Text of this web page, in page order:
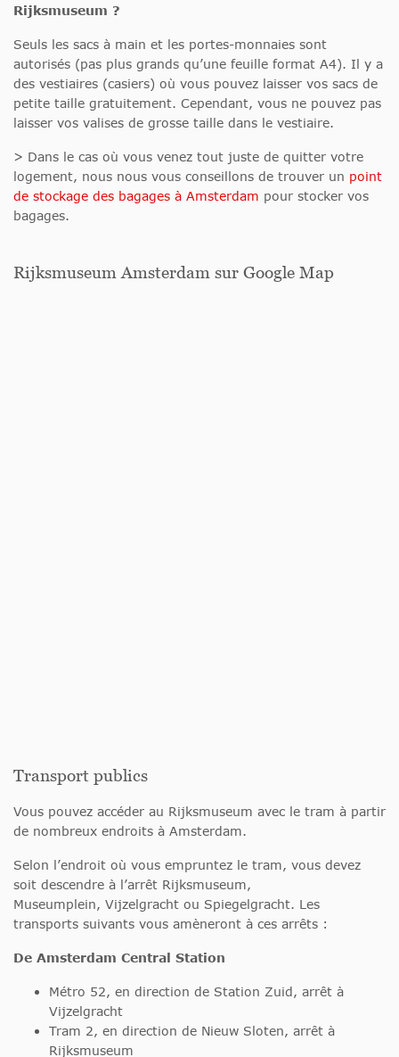
Rijksmuseum ?
Seuls les sacs à main et les portes-monnaies sont
autorisés (pas plus grands qu’une feuille format A4). Il y a
des vestiaires (casiers) où vous pouvez laisser vos sacs de
petite taille gratuitement. Cependant, vous ne pouvez pas
laisser vos valises de grosse taille dans le vestiaire.
> Dans le cas où vous venez tout juste de quitter votre
logement, nous nous vous conseillons de trouver un point
de stockage des bagages à Amsterdam pour stocker vos
bagages.
Rijksmuseum Amsterdam sur Google Map
Transport publics
Vous pouvez accéder au Rijksmuseum avec le tram à partir
de nombreux endroits à Amsterdam.
Selon l’endroit où vous empruntez le tram, vous devez
soit descendre à l’arrêt Rijksmuseum,
Museumplein, Vijzelgracht ou Spiegelgracht. Les
transports suivants vous amèneront à ces arrêts :
De Amsterdam Central Station
Métro 52, en direction de Station Zuid, arrêt à
Vijzelgracht
Tram 2, en direction de Nieuw Sloten, arrêt à
Rijksmuseum